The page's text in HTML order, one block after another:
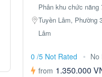
Phân khu chức năng
Tuyền Lâm, Phường
Lâm
0 /5 Not Rated
No
from 1.350.000